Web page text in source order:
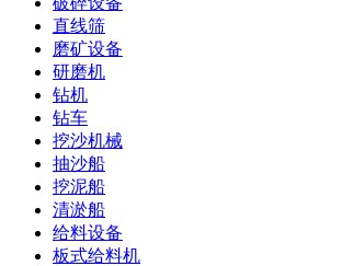
直线筛
磨矿设备
研磨机
钻机
钻车
挖沙机械
抽沙船
挖泥船
清淤船
给料设备
板式给料机